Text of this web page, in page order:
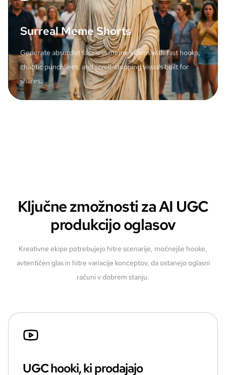
Surreal Meme Shorts
Generate absurdist faceless meme videos with fast hooks,
chaotic punchlines, and scroll-stopping visuals built for
shares.
Ključne zmožnosti za AI UGC
produkcijo oglasov
Kreativne ekipe potrebujejo hitre scenarije, močnejše hooke,
avtentičen glas in hitre variacije konceptov, da ostanejo oglasni
računi v dobrem stanju.
UGC hooki, ki prodajajo